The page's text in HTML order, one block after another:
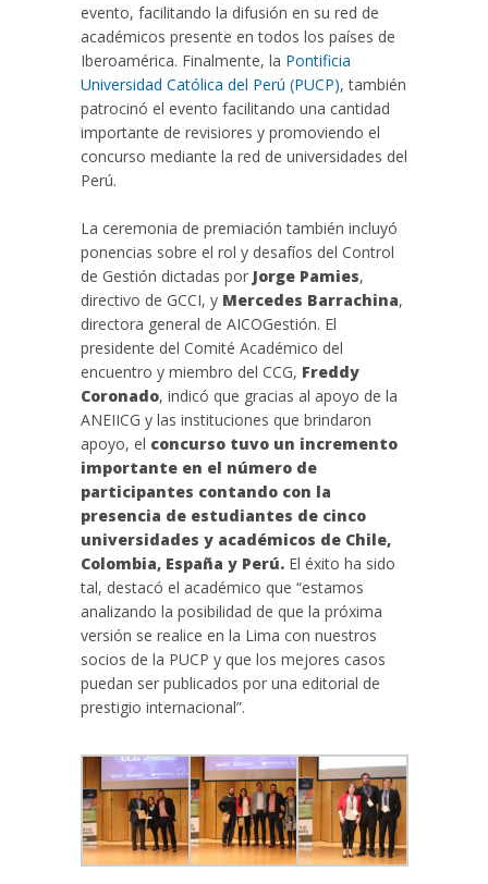
evento, facilitando la difusión en su red de
académicos presente en todos los países de
Iberoamérica. Finalmente, la Pontificia
Universidad Católica del Perú (PUCP), también
patrocinó el evento facilitando una cantidad
importante de revisiores y promoviendo el
concurso mediante la red de universidades del
Perú.
La ceremonia de premiación también incluyó
ponencias sobre el rol y desafíos del Control
de Gestión dictadas por Jorge Pamies,
directivo de GCCI, y Mercedes Barrachina,
directora general de AICOGestión. El
presidente del Comité Académico del
encuentro y miembro del CCG, Freddy
Coronado, indicó que gracias al apoyo de la
ANEIICG y las instituciones que brindaron
apoyo, el concurso tuvo un incremento
importante en el número de
participantes contando con la
presencia de estudiantes de cinco
universidades y académicos de Chile,
Colombia, España y Perú. El éxito ha sido
tal, destacó el académico que “estamos
analizando la posibilidad de que la próxima
versión se realice en la Lima con nuestros
socios de la PUCP y que los mejores casos
puedan ser publicados por una editorial de
prestigio internacional”.